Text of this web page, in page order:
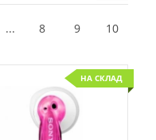
... 8 9 10
НА СКЛАД